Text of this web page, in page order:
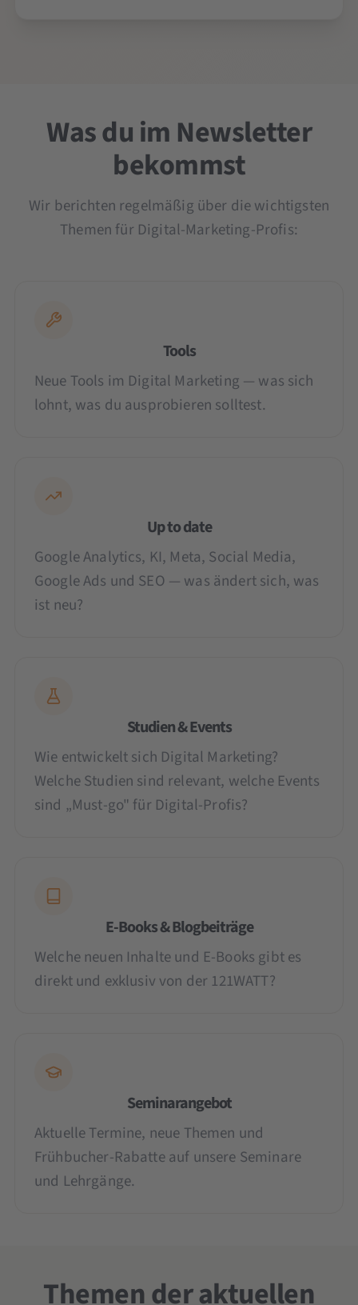
Was du im Newsletter
bekommst
Wir berichten regelmäßig über die wichtigsten
Themen für Digital-Marketing-Profis:
Tools
Neue Tools im Digital Marketing — was sich
lohnt, was du ausprobieren solltest.
Up to date
Google Analytics, KI, Meta, Social Media,
Google Ads und SEO — was ändert sich, was
ist neu?
Studien & Events
Wie entwickelt sich Digital Marketing?
Welche Studien sind relevant, welche Events
sind „Must-go" für Digital-Profis?
E-Books & Blogbeiträge
Welche neuen Inhalte und E-Books gibt es
direkt und exklusiv von der 121WATT?
Seminarangebot
Aktuelle Termine, neue Themen und
Frühbucher-Rabatte auf unsere Seminare
und Lehrgänge.
Themen der aktuellen